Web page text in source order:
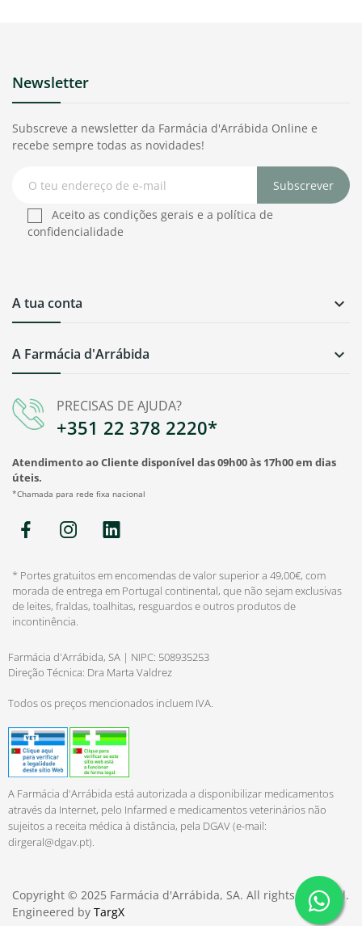
PRECISAS DE AJUDA?
+351 22 378 2220*
Atendimento ao Cliente disponível das 09h00 às 17h00 em dias
úteis.
*Chamada para rede fixa nacional
A Farmácia d'Arrábida 
A tua conta 
Newsletter
Subscreve a newsletter da Farmácia d'Arrábida Online e
recebe sempre todas as novidades!
Subscrever
Aceito as condições gerais e a política de
confidencialidade
* Portes gratuitos em encomendas de valor superior a 49,00€, com
morada de entrega em Portugal continental, que não sejam exclusivas
de leites, fraldas, toalhitas, resguardos e outros produtos de
incontinência.
Farmácia d'Arrábida, SA | NIPC: 508935253
Direção Técnica: Dra Marta Valdrez
Todos os preços mencionados incluem IVA.
A Farmácia d'Arrábida está autorizada a disponibilizar medicamentos
através da Internet, pelo Infarmed e medicamentos veterinários não
sujeitos a receita médica à distância, pela DGAV (e-mail:
dirgeral@dgav.pt).
Copyright © 2025 Farmácia d'Arrábida, SA. All rights reserved.
Engineered by TargX